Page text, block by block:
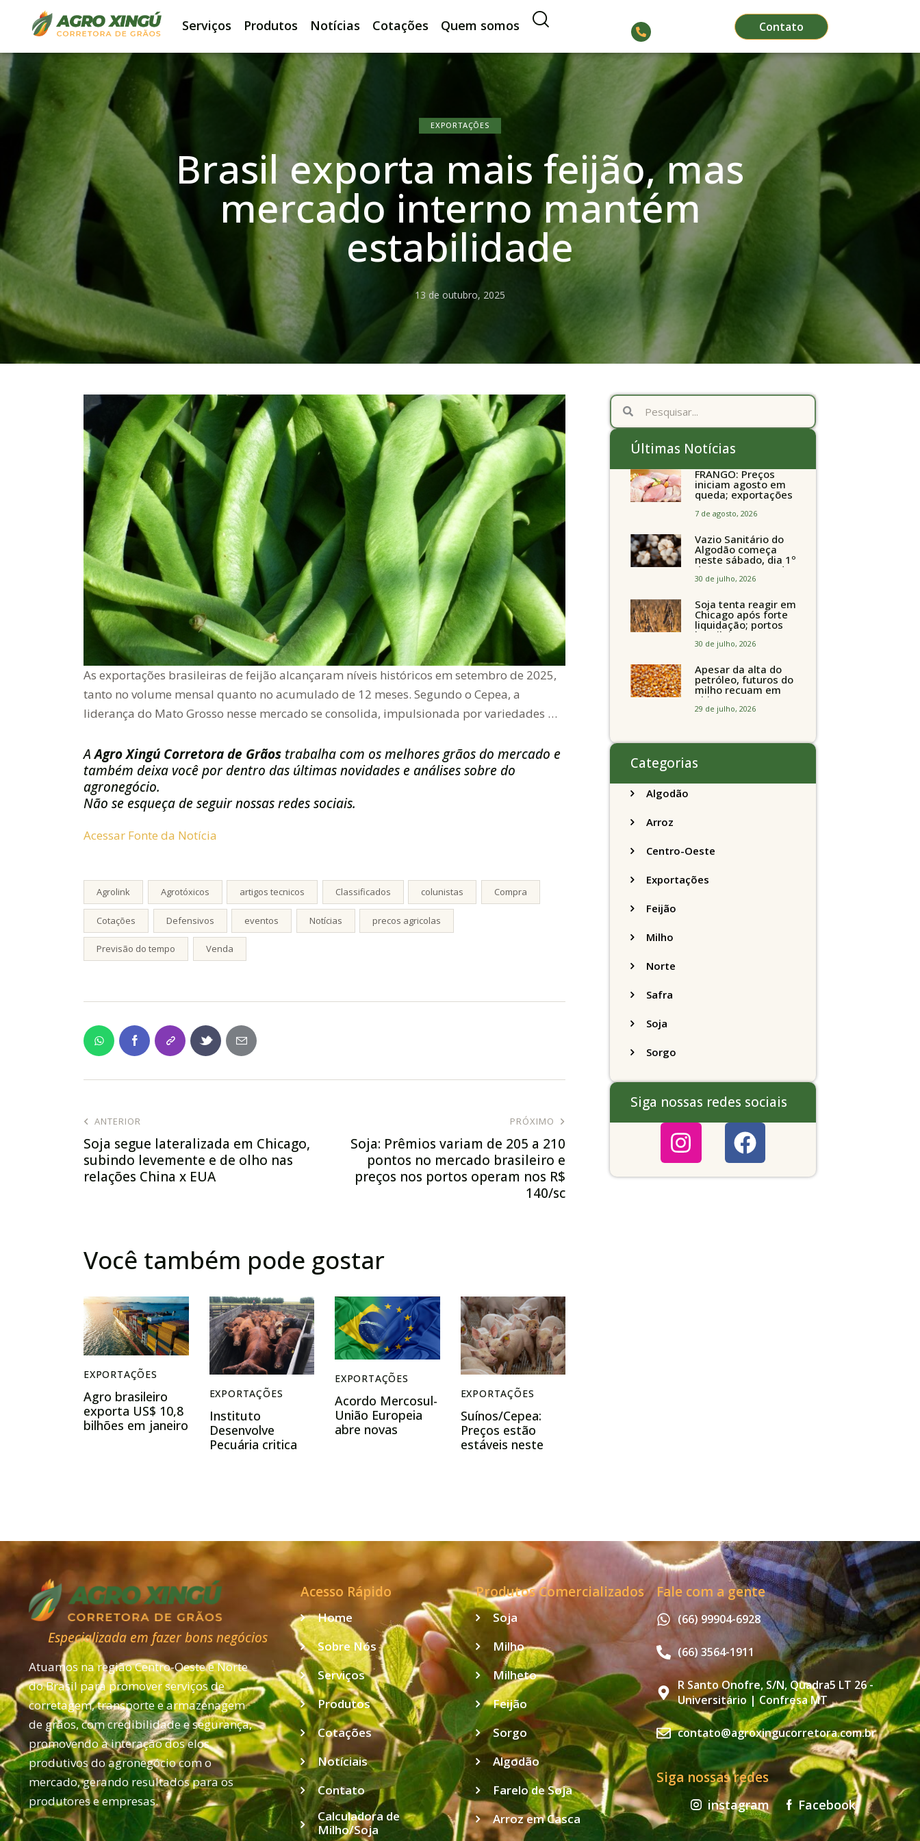
Serviços Produtos Notícias Cotações Quem somos Contato
EXPORTAÇÕES
Brasil exporta mais feijão, mas
mercado interno mantém
estabilidade
13 de outubro, 2025
As exportações brasileiras de feijão alcançaram níveis históricos em setembro de 2025,
tanto no volume mensal quanto no acumulado de 12 meses. Segundo o Cepea, a
liderança do Mato Grosso nesse mercado se consolida, impulsionada por variedades …
AAgro Xingú Corretora de Grãos trabalha com os melhores grãos do mercado e
também deixa você por dentro das últimas novidades e análises sobre do
agronegócio.
Não se esqueça de seguir nossas redes sociais.
Acessar Fonte da Notícia
Agrolink Agrotóxicos artigos tecnicos Classificados colunistas Compra
Cotações Defensivos eventos Notícias precos agricolas
Previsão do tempo Venda
ANTERIOR
Soja segue lateralizada em Chicago,
subindo levemente e de olho nas
relações China x EUA
PRÓXIMO
Soja: Prêmios variam de 205 a 210
pontos no mercado brasileiro e
preços nos portos operam nos R$
140/sc
Você também pode gostar
EXPORTAÇÕES
Agro brasileiro
exporta US$ 10,8
bilhões em janeiro
EXPORTAÇÕES
Instituto
Desenvolve
Pecuária critica
EXPORTAÇÕES
Acordo Mercosul-
União Europeia
abre novas
EXPORTAÇÕES
Suínos/Cepea:
Preços estão
estáveis neste
Últimas Notícias
FRANGO: Preços
iniciam agosto em
queda; exportações
avançam
7 de agosto, 2026
Vazio Sanitário do
Algodão começa
neste sábado, dia 1º
de agosto, em todo
o Estado de São
30 de julho, 2026
Soja tenta reagir em
Chicago após forte
liquidação; portos
brasileiros seguem
perto de R$ 150/sc
30 de julho, 2026
Apesar da alta do
petróleo, futuros do
milho recuam em
Chicago
acompanhando a
29 de julho, 2026
Categorias
Algodão
Arroz
Centro-Oeste
Exportações
Feijão
Milho
Norte
Safra
Soja
Sorgo
Siga nossas redes sociais
Especializada em fazer bons negócios
Atuamos na região Centro-Oeste e Norte
do Brasil para promover serviços de
corretagem, transporte e armazenagem
de grãos, com credibilidade e segurança,
promovendo a interação dos elos
produtivos do agronegócio com o
mercado, gerando resultados para os
produtores e empresas.
Acesso Rápido
Home
Sobre Nós
Serviços
Produtos
Cotações
Notíciais
Contato
Calculadora de
Milho/Soja
Produtos Comercializados
Soja
Milho
Milheto
Feijão
Sorgo
Algodão
Farelo de Soja
Arroz em Casca
Fale com a gente
(66) 99904-6928
(66) 3564-1911
R Santo Onofre, S/N, Quadra5 LT 26 -
Universitário | Confresa MT
contato@agroxingucorretora.com.br
Siga nossas redes
instagram Facebook